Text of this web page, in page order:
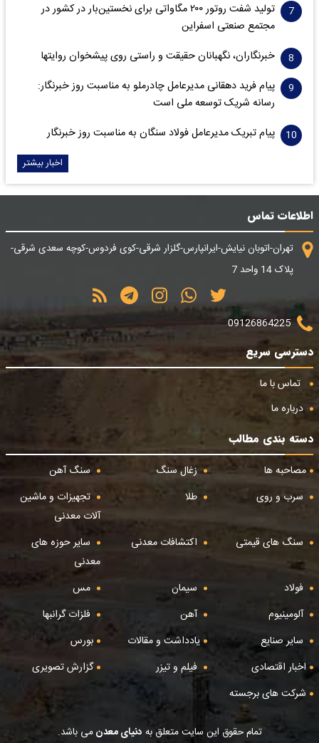
تولید شفت روتور ۲۰۰ مگاواتی برای نخستین‌بار در کشور در
مجتمع صنعتی اسفراین
خبرنگاران، نگهبانان حقیقت و راستی روی پیشخوان روایت­ها
پیام فرید دهقانی مدیرعامل چادرملو به مناسبت روز خبرنگار:
رسانه شریک توسعه ملی است
پیام تبریک مدیرعامل فولاد سنگان به مناسبت روز خبرنگار
اخبار بیشتر
اطلاعات تماس
تهران-اتوبان نیایش-ایرانپارس-گلزار شرقی-کوی فردوس-کوچه سعدی شرقی-
پلاک 14 واحد 7
09126864225
دسترسی سریع
تماس با ما
درباره ما
دسته بندی مطالب
مصاحبه ها
زغال سنگ
سنگ آهن
سرب و روی
طلا
تجهیزات و ماشین
آلات معدنی
سنگ های قیمتی
اکتشافات معدنی
سایر حوزه های
معدنی
فولاد
سیمان
مس
آلومینیوم
آهن
فلزات گرانبها
سایر صنایع
یادداشت و مقالات
بورس
اخبار اقتصادی
فیلم و تیزر
گزارش تصویری
شرکت های برجسته
تمام حقوق این سایت متعلق به دنیای معدنمی باشد.